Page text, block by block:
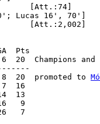
Lucas 16', 70']
15- 6  20  Champions
13- 8  20  promoted to